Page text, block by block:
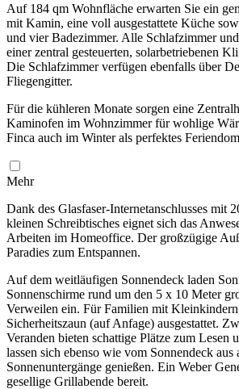
Auf 184 qm Wohnfläche erwarten Sie ein
mit Kamin, eine voll ausgestattete Küche
und vier Badezimmer. Alle Schlafzimmer
einer zentral gesteuerten, solarbetriebenen
Die Schlafzimmer verfügen ebenfalls über
Fliegengitter.
Für die kühleren Monate sorgen eine
Kaminofen im Wohnzimmer für wohlige
Finca auch im Winter als perfektes
Mehr
Dank des Glasfaser-Internetanschlusses mit
kleinen Schreibtisches eignet sich das
Arbeiten im Homeoffice. Der großzügige
Paradies zum Entspannen.
Auf dem weitläufigen Sonnendeck laden
Sonnenschirme rund um den 5 x 10 Meter
Verweilen ein. Für Familien mit
Sicherheitszaun (auf Anfage) ausgestattet.
Veranden bieten schattige Plätze zum Lesen
lassen sich ebenso wie vom Sonnendeck aus
Sonnenuntergänge genießen. Ein Weber
gesellige Grillabende bereit.